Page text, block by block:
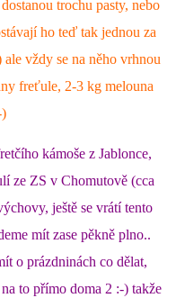
trochu pasty, nebo
ho teď tak jednou za
vždy se na něho vrhnou
freťule, 2-3 kg melouna
kámoše z Jablonce,
ze ZS v Chomutově (cca
ještě se vrátí tento
mít zase pěkně plno..
o prázdninách co dělat,
to přímo doma 2 :-) takže